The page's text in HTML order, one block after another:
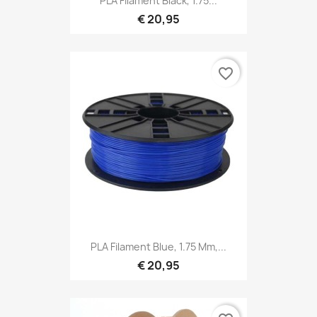
€ 20,95
PLA Filament Blue, 1.75 Mm,...
€ 20,95
favorite_border